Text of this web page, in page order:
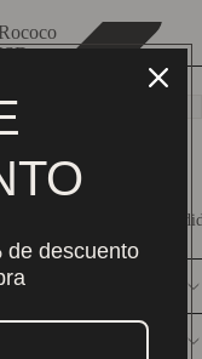
Más
$2,000 MXN.
de descuento